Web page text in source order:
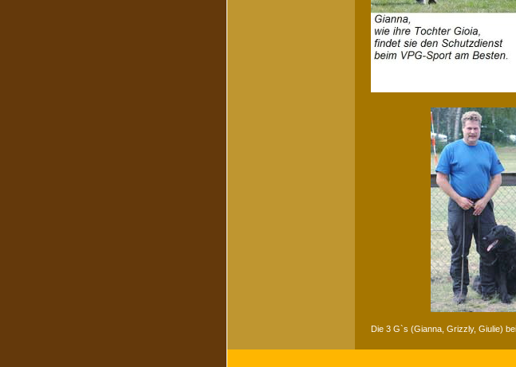
Die 3 G`s (Gianna, Grizzly, Giulie)